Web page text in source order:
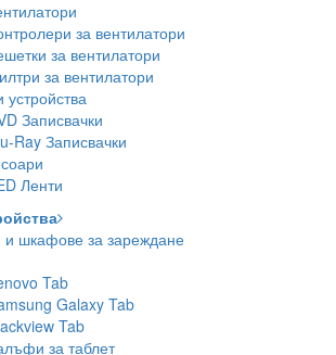
за вентилатори
за вентилатори
за вентилатори
устройства
Записвачки
Ray Записвачки
Ленти
и шкафове за зареждане
Tab
Galaxy Tab
Tab
за таблет